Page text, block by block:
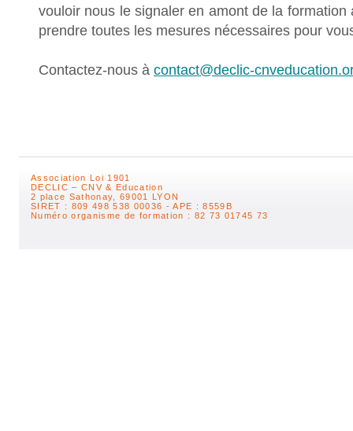
vouloir nous le signaler en amont de la formation
prendre toutes les mesures nécessaires pour
Contactez-nous à contact@declic-
Association Loi 1901
DECLIC – CNV & Education
2 place Sathonay, 69001 LYON
SIRET : 809 498 538 00036 - APE : 8559B
Numéro organisme de formation : 82 73 01745 73